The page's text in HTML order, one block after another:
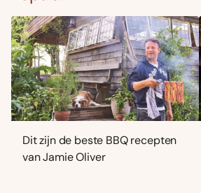
Dit zijn de beste BBQ recepten
van Jamie Oliver